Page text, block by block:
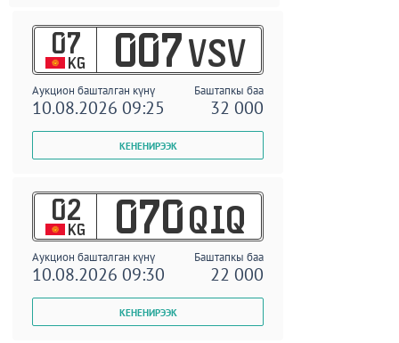
07
KG 007 VSV
Аукцион башталган күнү Баштапкы баа
10.08.2026 09:25 32 000
02
KG 070 QIQ
Аукцион башталган күнү Баштапкы баа
10.08.2026 09:30 22 000